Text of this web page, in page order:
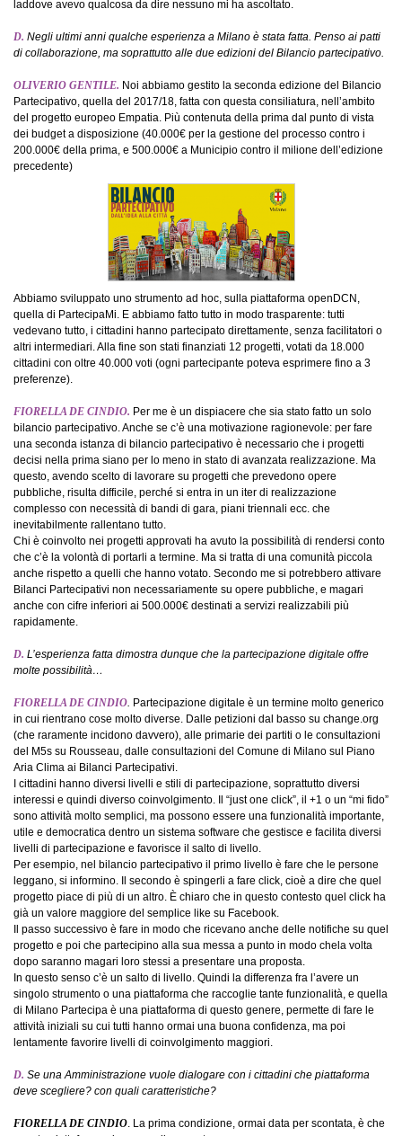
laddove avevo qualcosa da dire nessuno mi ha ascoltato.
D. Negli ultimi anni qualche esperienza a Milano è stata fatta. Penso ai patti
di collaborazione, ma soprattutto alle due edizioni del Bilancio partecipativo.
OLIVERIO GENTILE. Noi abbiamo gestito la seconda edizione del Bilancio
Partecipativo, quella del 2017/18, fatta con questa consiliatura, nell’ambito
del progetto europeo Empatia. Più contenuta della prima dal punto di vista
dei budget a disposizione (40.000€ per la gestione del processo contro i
200.000€ della prima, e 500.000€ a Municipio contro il milione dell’edizione
precedente)
Abbiamo sviluppato uno strumento ad hoc, sulla piattaforma openDCN,
quella di PartecipaMi. E abbiamo fatto tutto in modo trasparente: tutti
vedevano tutto, i cittadini hanno partecipato direttamente, senza facilitatori o
altri intermediari. Alla fine son stati finanziati 12 progetti, votati da 18.000
cittadini con oltre 40.000 voti (ogni partecipante poteva esprimere fino a 3
preferenze).
FIORELLA DE CINDIO. Per me è un dispiacere che sia stato fatto un solo
bilancio partecipativo. Anche se c’è una motivazione ragionevole: per fare
una seconda istanza di bilancio partecipativo è necessario che i progetti
decisi nella prima siano per lo meno in stato di avanzata realizzazione. Ma
questo, avendo scelto di lavorare su progetti che prevedono opere
pubbliche, risulta difficile, perché si entra in un iter di realizzazione
complesso con necessità di bandi di gara, piani triennali ecc. che
inevitabilmente rallentano tutto.
Chi è coinvolto nei progetti approvati ha avuto la possibilità di rendersi conto
che c’è la volontà di portarli a termine. Ma si tratta di una comunità piccola
anche rispetto a quelli che hanno votato. Secondo me si potrebbero attivare
Bilanci Partecipativi non necessariamente su opere pubbliche, e magari
anche con cifre inferiori ai 500.000€ destinati a servizi realizzabili più
rapidamente.
D. L’esperienza fatta dimostra dunque che la partecipazione digitale offre
molte possibilità…
FIORELLA DE CINDIO Partecipazione digitale è un termine molto generico
in cui rientrano cose molto diverse. Dalle petizioni dal basso su change.org
(che raramente incidono davvero), alle primarie dei partiti o le consultazioni
del M5s su Rousseau, dalle consultazioni del Comune di Milano sul Piano
Aria Clima ai Bilanci Partecipativi.
I cittadini hanno diversi livelli e stili di partecipazione, soprattutto diversi
interessi e quindi diverso coinvolgimento. Il “just one click”, il +1 o un “mi fido”
sono attività molto semplici, ma possono essere una funzionalità importante,
utile e democratica dentro un sistema software che gestisce e facilita diversi
livelli di partecipazione e favorisce il salto di livello.
Per esempio, nel bilancio partecipativo il primo livello è fare che le persone
leggano, si informino. Il secondo è spingerli a fare click, cioè a dire che quel
progetto piace di più di un altro. È chiaro che in questo contesto quel click ha
già un valore maggiore del semplice like su Facebook.
Il passo successivo è fare in modo che ricevano anche delle notifiche su quel
progetto e poi che partecipino alla sua messa a punto in modo chela volta
dopo saranno magari loro stessi a presentare una proposta.
In questo senso c’è un salto di livello. Quindi la differenza fra l’avere un
singolo strumento o una piattaforma che raccoglie tante funzionalità, e quella
di Milano Partecipa è una piattaforma di questo genere, permette di fare le
attività iniziali su cui tutti hanno ormai una buona confidenza, ma poi
lentamente favorire livelli di coinvolgimento maggiori.
D. Se una Amministrazione vuole dialogare con i cittadini che piattaforma
deve scegliere? con quali caratteristiche?
FIORELLA DE CINDIO . La prima condizione, ormai data per scontata, è che